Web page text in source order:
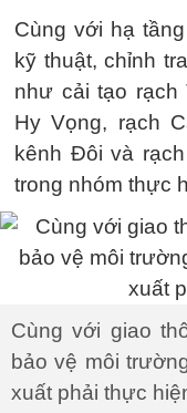
Cùng với hạ
kỹ thuật, chỉnh
như cải tạo rạch
Hy Vọng, rạch
kênh Đôi và
trong nhóm thực
Cùng với giao
bảo vệ môi
xuất phải thực